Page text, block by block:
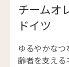
チームオ
ドイツ
ゆるやかな
齢者を支える